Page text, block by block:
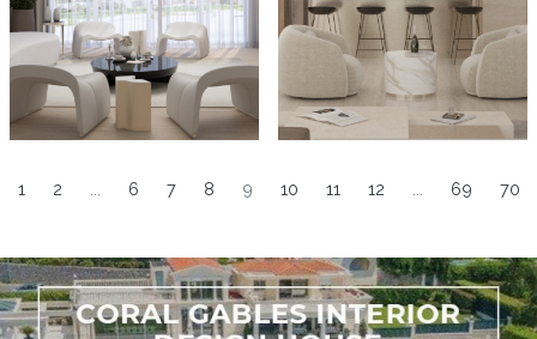
1 2 6 7 8 9 10 11 12 69 70